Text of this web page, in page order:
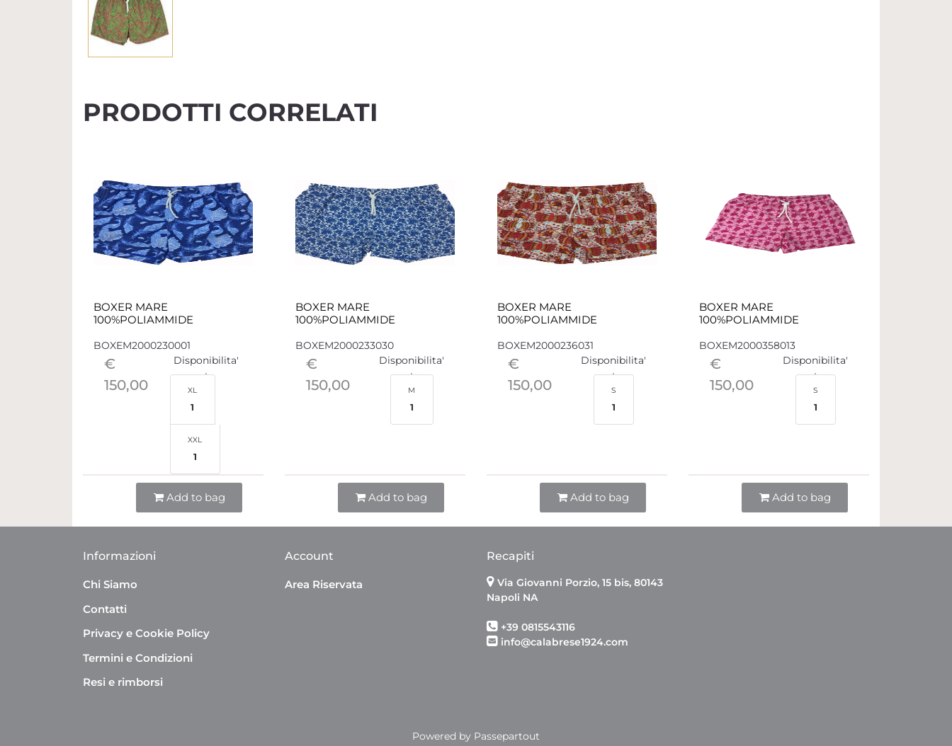
PRODOTTI CORRELATI
BOXER MARE
100%POLIAMMIDE
BOXEM2000230001
€
150,00
Disponibilita'
XL
1
XXL
1
Add to bag
BOXER MARE
100%POLIAMMIDE
BOXEM2000233030
€
150,00
Disponibilita'
M
1
Add to bag
BOXER MARE
100%POLIAMMIDE
BOXEM2000236031
€
150,00
Disponibilita'
S
1
Add to bag
BOXER MARE
100%POLIAMMIDE
BOXEM2000358013
€
150,00
Disponibilita'
S
1
Add to bag
Informazioni
Chi Siamo
Contatti
Privacy e Cookie Policy
Termini e Condizioni
Resi e rimborsi
Account
Area Riservata
Recapiti
Via Giovanni Porzio, 15 bis, 80143
Napoli NA
+39 0815543116
info@calabrese1924.com
Powered by Passepartout